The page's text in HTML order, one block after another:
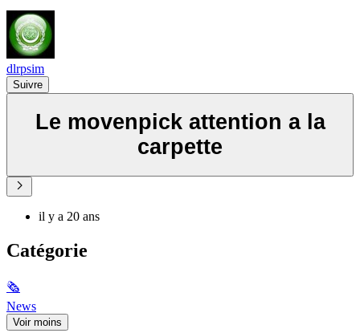
dlrpsim
Suivre
Le movenpick attention a la
carpette
il y a 20 ans
Catégorie
🗞
News
Voir moins